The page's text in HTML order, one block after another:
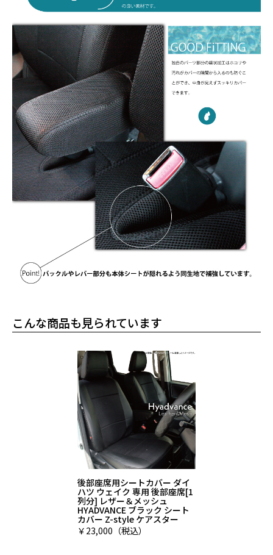
こんな商品も見られています
後部座席用シートカバー ダイ
ハツ ウェイク 専用 後部座席[1
列分] レザー＆メッシュ
HYADVANCE ブラック シート
カバー Z-style ケアスター
￥23,000（税込）